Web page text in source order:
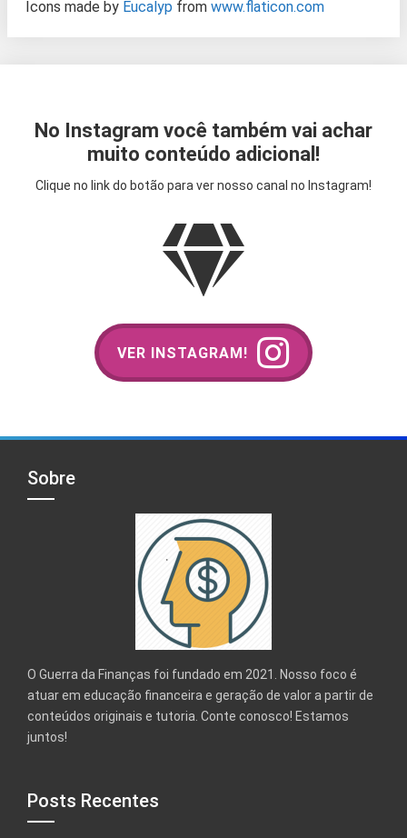
Icons made by Eucalyp from www.flaticon.com
No Instagram você também vai achar
muito conteúdo adicional!
Clique no link do botão para ver nosso canal no Instagram!
VER INSTAGRAM!
Sobre
O Guerra da Finanças foi fundado em 2021. Nosso foco é
atuar em educação financeira e geração de valor a partir de
conteúdos originais e tutoria. Conte conosco! Estamos
juntos!
Posts Recentes